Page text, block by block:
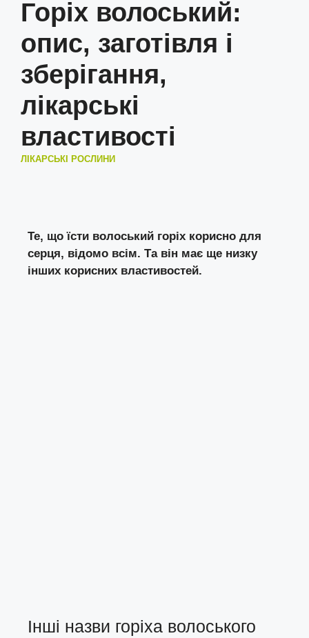
Горіх волоський:
опис, заготівля і
зберігання,
лікарські
властивості
ЛІКАРСЬКІ РОСЛИНИ
Те, що їсти волоський горіх корисно для
серця, відомо всім. Та він має ще низку
інших корисних властивостей.
Інші назви горіха волоського